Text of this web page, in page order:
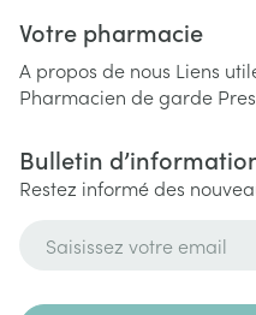
Votre pharmacie
A propos de nous Liens
Pharmacien de garde
Bulletin
Restez informé des